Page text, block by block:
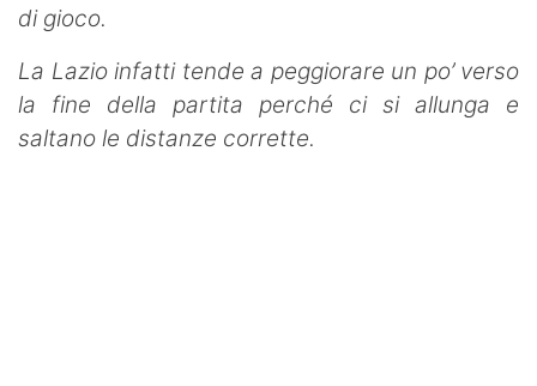
di gioco.
La Lazio infatti tende a peggiorare un po’ verso
la fine della partita perché ci si allunga e
saltano le distanze corrette.